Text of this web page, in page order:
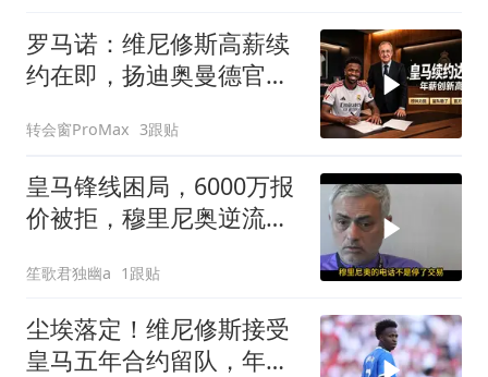
罗马诺：维尼修斯高薪续
约在即，扬迪奥曼德官宣
转会窗ProMax 3跟贴
皇马锋线困局，6000万报
价被拒，穆里尼奥逆流而
笙歌君独幽a 1跟贴
尘埃落定！维尼修斯接受
皇马五年合约留队，年薪